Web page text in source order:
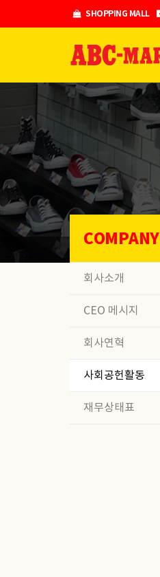
SHOPPING MALL
COMPANY
회사소개
CEO 메시지
회사연혁
사회공헌활동
재무상태표